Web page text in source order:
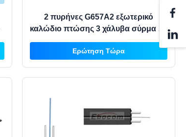
2 πυρήνες G657A2 εξωτερικό
καλώδιο πτώσης 3 χάλυβα σύρμα με
αγγελιοφόρο
Ερώτηση Τώρα